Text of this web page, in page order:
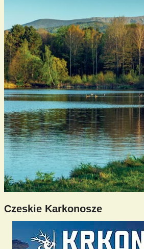
Czeskie Karkonosze